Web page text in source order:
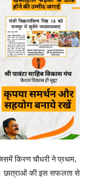
किरण चौधरी ने प्रथम,
छात्राओं की इस सफलता से